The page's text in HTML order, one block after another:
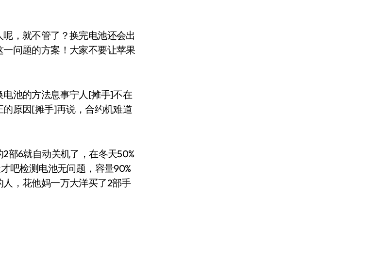
，就不管了？换完电池还会出
问题的方案！大家不要让苹果
池的方法息事宁人[摊手]不在
原因[摊手]再说，合约机难道
部6就自动关机了，在冬天50%
吧检测电池无问题，容量90%
，花他妈一万大洋买了2部手